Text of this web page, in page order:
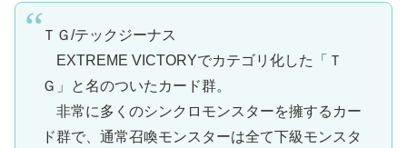
ＴＧ/テックジーナス
EXTREME VICTORYでカテゴリ化した「Ｔ
Ｇ」と名のついたカード群。
非常に多くのシンクロモンスターを擁するカー
ド群で、通常召喚モンスターは全て下級モンスタ